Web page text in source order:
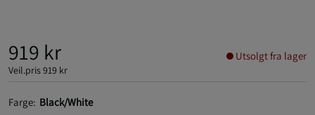
919 kr
Veil.pris919 kr
Utsolgt fra lager
Farge: Black/White